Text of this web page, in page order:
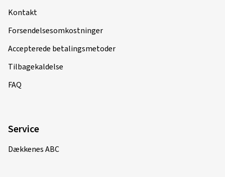
Kontakt
Forsendelsesomkostninger
Accepterede betalingsmetoder
Tilbagekaldelse
FAQ
Service
Dækkenes ABC